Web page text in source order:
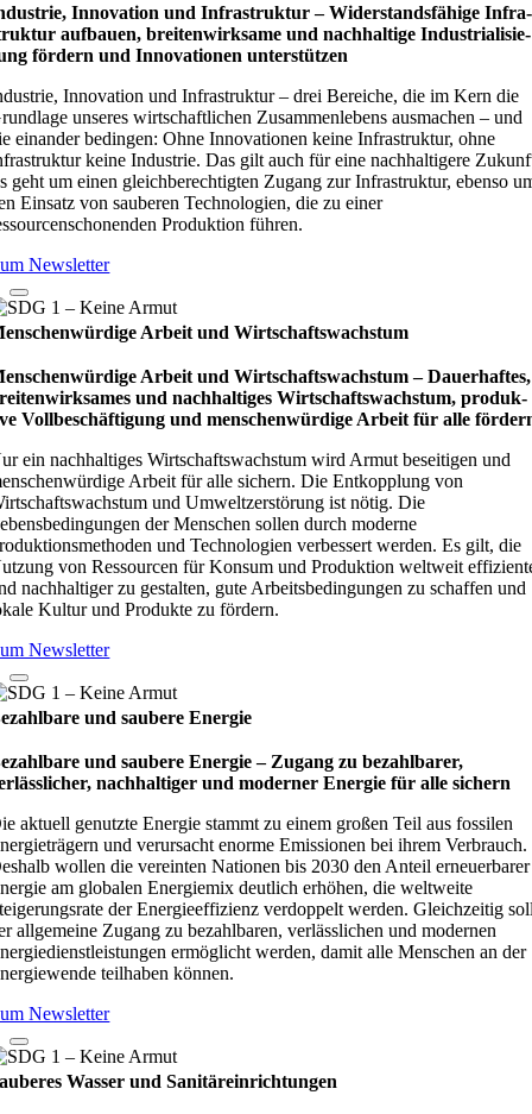
Innovation und Infrastruktur – Wider­stands­fä­hige Infra­
auf­bauen, brei­ten­wirk­same und nach­hal­tige Indu­stri­ali­sie­
för­dern und Inno­vati­o­nen unter­stüt­zen
Innovation und Infrastruktur – drei Bereiche, die im Kern die
unseres wirtschaftlichen Zusammenlebens ausmachen – und
einander bedingen: Ohne Innovationen keine Infrastruktur, ohne
keine Industrie. Das gilt auch für eine nachhaltigere
geht um einen gleichberechtigten Zugang zur Infrastruktur, ebenso
Einsatz von sauberen Technologien, die zu einer
Produktion führen.
Newsletter
Arbeit und Wirtschaftswachstum
Arbeit und Wirtschaftswachstum – Dau­e­r­haf­tes,
und nach­hal­ti­ges Wirt­schafts­wachs­tum, pro­duk­
Vollbe­schäf­ti­gung und men­schen­wür­dige Arbeit für alle
ein nachhaltiges Wirtschaftswachstum wird Armut beseitigen und
Arbeit für alle sichern. Die Entkopplung von
und Umweltzerstörung ist nötig. Die
der Menschen sollen durch moderne
und Technologien verbessert werden. Es gilt, die
von Ressourcen für Konsum und Produktion weltweit
nachhaltiger zu gestalten, gute Arbeitsbedingungen zu schaffen und
Kultur und Produkte zu fördern.
Newsletter
und saubere Energie
und saubere Energie – Zugang zu bezahlbarer,
nachhaltiger und moderner Energie für alle sichern
aktuell genutzte Energie stammt zu einem großen Teil aus fossilen
und verursacht enorme Emissionen bei ihrem Verbrauch.
wollen die vereinten Nationen bis 2030 den Anteil erneuerbarer
am globalen Energiemix deutlich erhöhen, die weltweite
der Energieeffizienz verdoppelt werden. Gleichzeitig
allgemeine Zugang zu bezahlbaren, verlässlichen und modernen
ermöglicht werden, damit alle Menschen an der
teilhaben können.
Newsletter
Wasser und Sanitäreinrichtungen